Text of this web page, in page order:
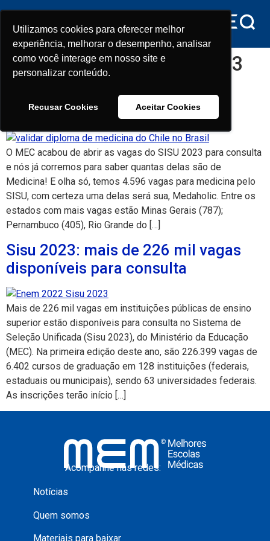
Utilizamos cookies para oferecer melhor
experiência, melhorar o desempenho, analisar
como você interage em nosso site e
personalizar conteúdo.
Recusar Cookies Aceitar Cookies
Utilizamos cookies para oferecer melhor
experiência, melhorar o desempenho, analisar
como você interage em nosso site e
personalizar conteúdo.
Recusar Cookies Aceitar Cookies
conteúdo
Dia:2 de fevereiro de 2023
SISU 2023: quantas vagas para
medicina?
O MEC acabou de abrir as vagas do SISU 2023 para consulta
e nós já corremos para saber quantas delas são de
Medicina! E olha só, temos 4.596 vagas para medicina pelo
SISU, com certeza uma delas será sua, Medaholic. Entre os
estados com mais vagas estão Minas Gerais (787);
Pernambuco (405), Rio Grande do […]
Sisu 2023: mais de 226 mil vagas
disponíveis para consulta
Mais de 226 mil vagas em instituições públicas de ensino
superior estão disponíveis para consulta no Sistema de
Seleção Unificada (Sisu 2023), do Ministério da Educação
(MEC). Na primeira edição deste ano, são 226.399 vagas de
6.402 cursos de graduação em 128 instituições (federais,
estaduais ou municipais), sendo 63 universidades federais.
As inscrições terão início […]
Acompanhe nas redes:
Notícias
Quem somos
Materiais para baixar